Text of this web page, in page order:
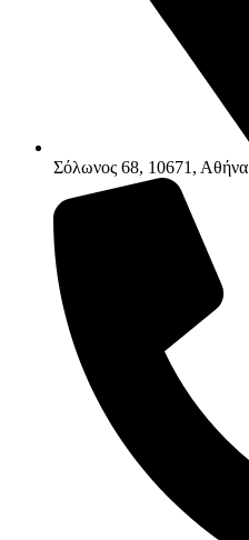
Σόλωνος 68, 10671, Αθήνα